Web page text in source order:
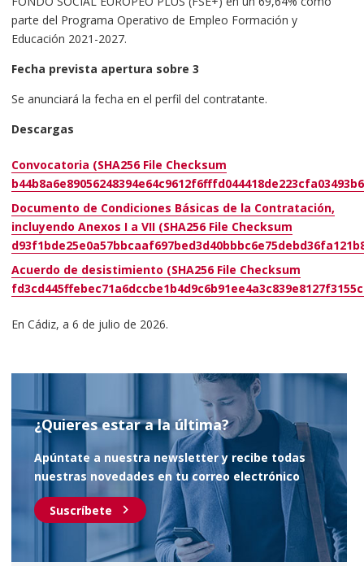
parte del Programa Operativo de Empleo Formación y
Educación 2021-2027.
Fecha prevista apertura sobre 3
Se anunciará la fecha en el perfil del contratante.
Descargas
Convocatoria (SHA256 File Checksum
Documento de Condiciones Básicas de la Contratación,
incluyendo Anexos I a VII (SHA256 File Checksum
Acuerdo de desistimiento (SHA256 File Checksum
En Cádiz, a 6 de julio de 2026.
¿Quieres estar a la última?
Apúntate a nuestra newsletter y recibe todas
nuestras novedades en tu correo electrónico
Suscríbete chevron_right